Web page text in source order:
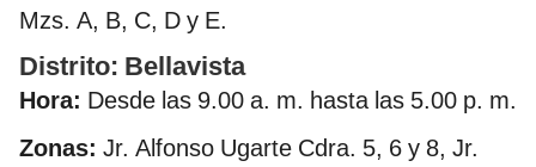
Mzs. A, B, C, D y E.
Distrito: Bellavista
Hora: Desde las 9.00 a. m. hasta las 5.00 p. m.
Zonas: Jr. Alfonso Ugarte Cdra. 5, 6 y 8, Jr.